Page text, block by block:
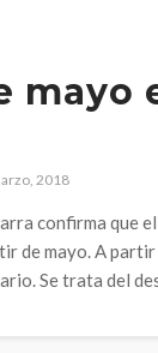
mayo
2018
confirma que
de mayo. A partir
Se trata del